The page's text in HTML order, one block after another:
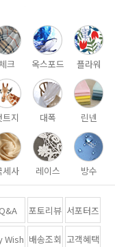
크 옥스포드 플라워
트지 대폭 린넨
세사 레이스 방수
Q&A 포토리뷰 서포터즈
Wish 배송조회 고객혜택
패키지 부자재
(웜그레이)570